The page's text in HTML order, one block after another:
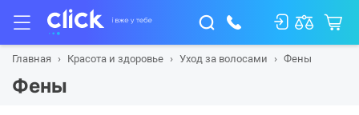
Главная Красота и здоровье Уход за волосами Фены
Фены